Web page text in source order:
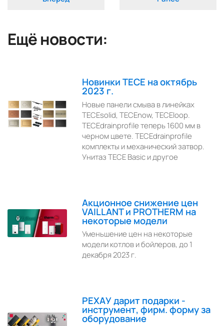
Ещё новости:
Новинки TECE на октябрь
2023 г.
Новые панели смыва в линейках
TECEsolid, TECEnow, TECEloop.
TECEdrainprofile теперь 1600 мм в
черном цвете. TECEdrainprofile
комплекты и механический затвор.
Унитаз TECE Basic и другое
Акционное снижение цен
VAILLANT и PROTHERM на
некоторые модели
Уменьшение цен на некоторые
модели котлов и бойлеров, до 1
декабря 2023 г.
РЕХАУ дарит подарки -
инструмент, фирм. форму за
оборудование